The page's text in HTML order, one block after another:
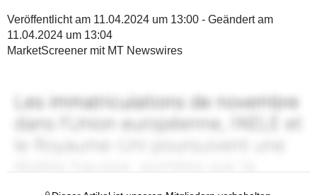
Veröffentlicht am 11.04.2024 um 13:00 - Geändert am
11.04.2024 um 13:04
MarketScreener mit MT Newswires